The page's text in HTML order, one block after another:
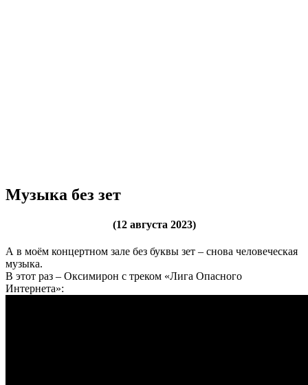
Музыка без зет
(12 августа 2023)
А в моём концертном зале без буквы зет – снова человеческая
музыка.
В этот раз – Оксимирон с треком «Лига Опасного
Интернета»: